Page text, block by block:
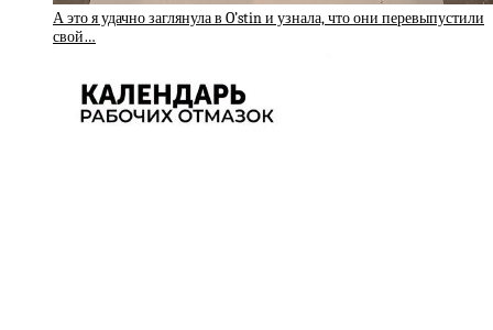
А это я удачно заглянула в O’stin и узнала, что они перевыпустили
свой…